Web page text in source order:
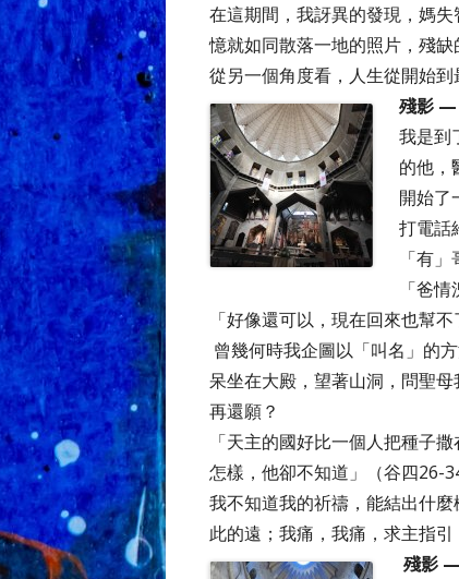
在這期間，我訝異的發現，媽
憶就如同散落一地的照片，殘缺
從另一個角度看，人生從開始到
殘影 —
我是到
的他，
開始了
打電話
「有」
「爸
「好像還可以，現在回來也幫
曾幾何時我企圖以「叫名」的
呆坐在大殿，望著山洞，問聖
再還願？
「天主的國好比一個人把種子
怎樣，他卻不知道」（谷四26-34
我不知道我的祈禱，能結出什
此的遠；我痛，我痛，求主指引
殘影